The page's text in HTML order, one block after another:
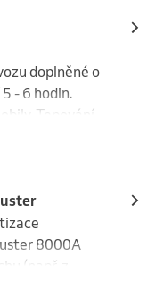
doplněné o
- 6 hodin.
Tepování
vč. kufru
interiéru
koberečků
8000A
(např. z